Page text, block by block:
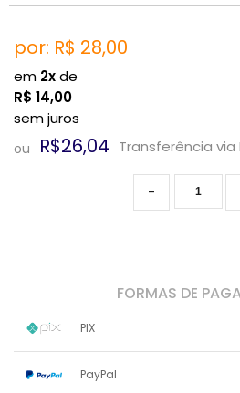
por: R$ 28,00
em 2xde
R$ 14,00
sem juros
ou R$26,04 Transferência via
-
FORMAS DE
PIX
.
PayPal